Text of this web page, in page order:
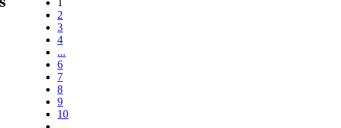
2
3
4
...
6
7
8
9
10